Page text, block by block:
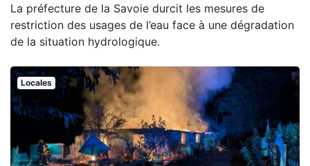
La préfecture de la Savoie durcit les mesures de
restriction des usages de l’eau face à une dégradation
de la situation hydrologique.
Locales